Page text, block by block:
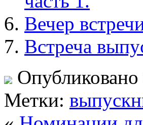
Вечер
Встреча
Метки: